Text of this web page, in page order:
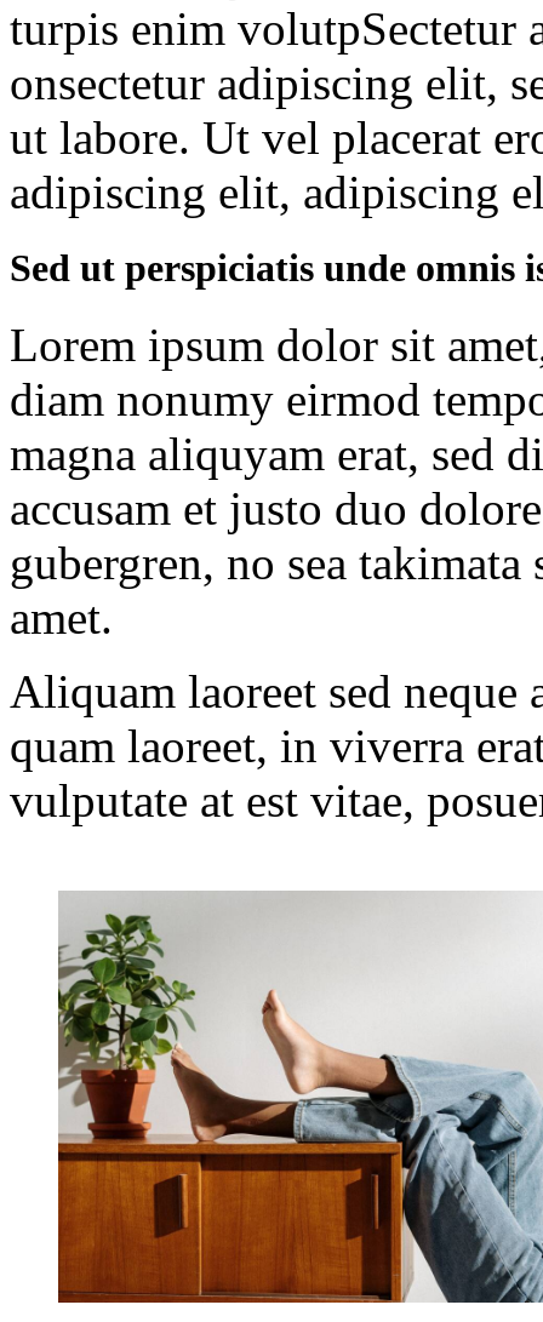
turpis enim volutpSectetur
onsectetur adipiscing elit,
ut labore. Ut vel placerat
adipiscing elit, adipiscing
Sed ut perspiciatis unde omnis
Lorem ipsum dolor sit
diam nonumy eirmod
magna aliquyam erat, sed
accusam et justo duo
gubergren, no sea
amet.
Aliquam laoreet sed neque
quam laoreet, in viverra
vulputate at est vitae,